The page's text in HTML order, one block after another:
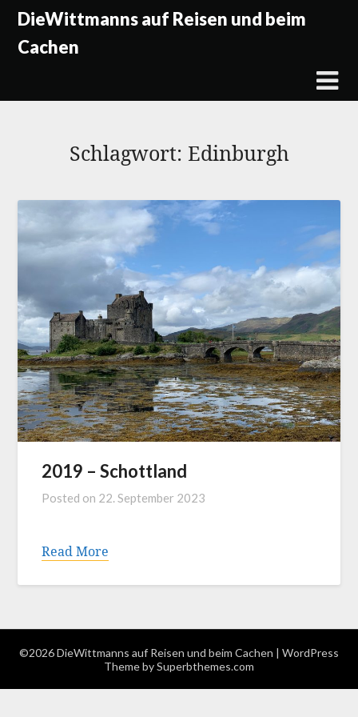
Skip
content
DieWittmanns auf Reisen und beim
Cachen
Schlagwort: Edinburgh
2019 – Schottland
Posted on 22. September 2023
Read More
©2026 DieWittmanns auf Reisen und beim Cachen | WordPress
Theme bySuperbthemes.com